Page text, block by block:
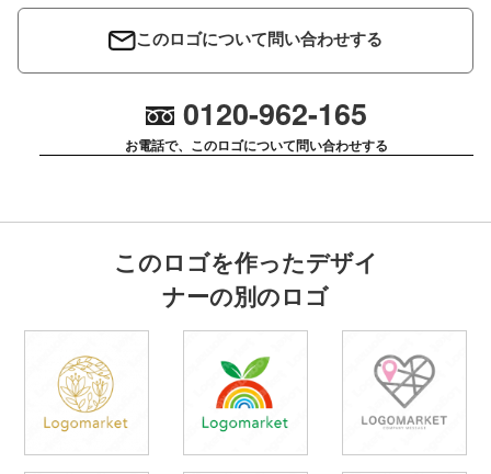
このロゴについて問い合わせする
0120-962-165
お電話で、このロゴについて問い合わせする
このロゴを作ったデザイ
ナーの別のロゴ